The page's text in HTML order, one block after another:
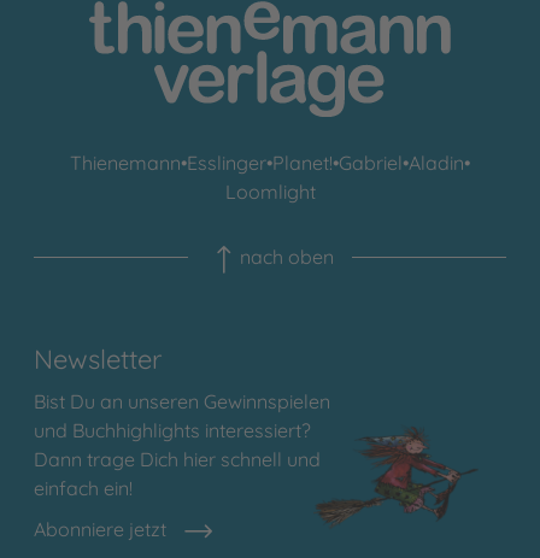
Thienemann•Esslinger•Planet!•Gabriel•Aladin•
Loomlight
nach oben
Newsletter
Bist Du an unseren Gewinnspielen
und Buchhighlights interessiert?
Dann trage Dich hier schnell und
einfach ein!
Abonniere jetzt